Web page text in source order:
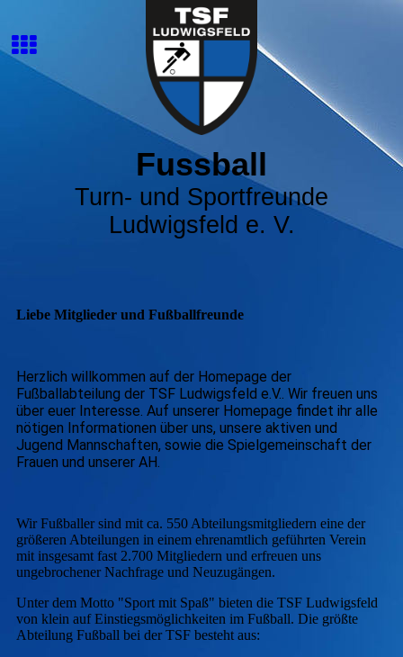
Fussball
Turn- und Sportfreunde
Ludwigsfeld e. V.
Liebe Mitglieder und Fußballfreunde
Herzlich willkommen auf der Homepage der
Fußballabteilung der TSF Ludwigsfeld e.V.. Wir freuen uns
über euer Interesse. Auf unserer Homepage findet ihr alle
nötigen Informationen über uns, unsere aktiven und
Jugend Mannschaften, sowie die Spielgemeinschaft der
Frauen und unserer AH.
Wir Fußballer sind mit ca. 550 Abteilungsmitgliedern eine der
größeren Abteilungen in einem ehrenamtlich geführten Verein
mit insgesamt fast 2.700 Mitgliedern und erfreuen uns
ungebrochener Nachfrage und Neuzugängen.
Unter dem Motto "Sport mit Spaß" bieten die TSF Ludwigsfeld
von klein auf Einstiegsmöglichkeiten im Fußball. Die größte
Abteilung Fußball bei der TSF besteht aus: